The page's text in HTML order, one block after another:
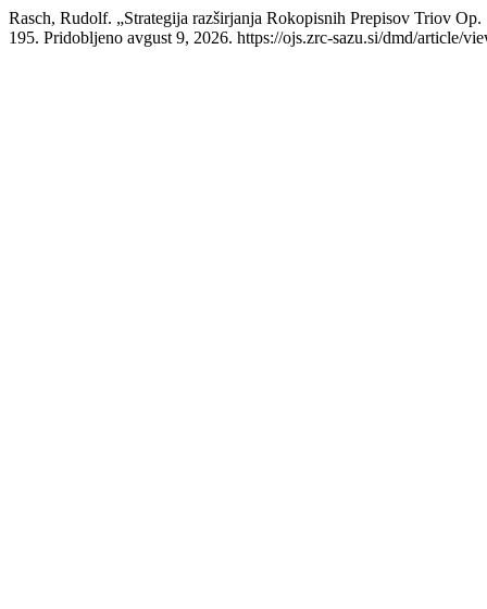
Rasch, Rudolf. „Strategija razširjanja Rokopisnih Prepisov Triov
195. Pridobljeno avgust 9, 2026. https://ojs.zrc-sazu.si/dmd/article/